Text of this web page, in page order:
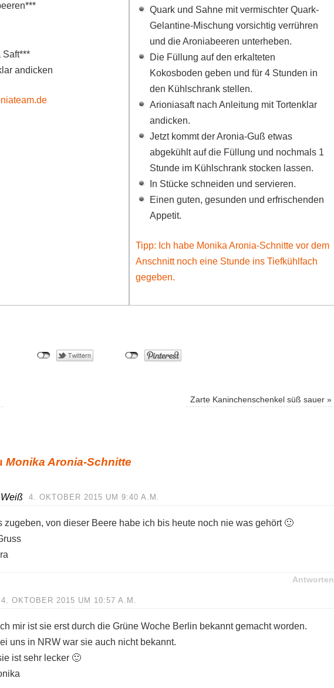
Saft***
andicken
Quark und Sahne mit vermischter Quark-
Gelantine-Mischung vorsichtig verrühren
und die Aroniabeeren unterheben.
Die Füllung auf den erkalteten
Kokosboden geben und für 4 Stunden in
den Kühlschrank stellen.
Arioniasaft nach Anleitung mit Tortenklar
andicken.
Jetzt kommt der Aronia-Guß etwas
abgekühlt auf die Füllung und nochmals 1
Stunde im Kühlschrank stocken lassen.
In Stücke schneiden und servieren.
Einen guten, gesunden und erfrischenden
Appetit.
Tipp: Ich habe Monika Aronia-Schnitte vor dem
Anschnitt noch eine Stunde ins Tiefkühlfach
gegeben.
Zarte Kaninchenschenkel süß sauer »
Monika Aronia-Schnitte
4. OKTOBER 2015 UM 9:40 A.M.
zugeben, von dieser Beere habe ich bis heute noch nie was gehört 🙂
Antworten
4. OKTOBER 2015 UM 10:57 A.M.
mir ist sie erst durch die Grüne Woche Berlin bekannt gemacht worden.
uns in NRW war sie auch nicht bekannt.
ist sehr lecker 🙂